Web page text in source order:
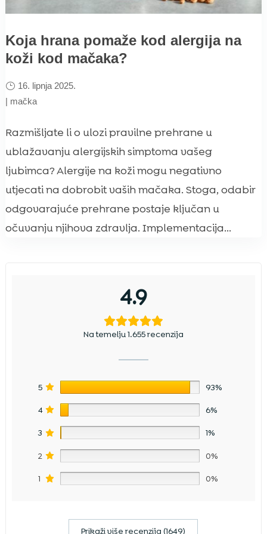
Koja hrana pomaže kod alergija na
koži kod mačaka?
16. lipnja 2025.
| mačka
Razmišljate li o ulozi pravilne prehrane u
ublažavanju alergijskih simptoma vašeg
ljubimca? Alergije na koži mogu negativno
utjecati na dobrobit vaših mačaka. Stoga, odabir
odgovarajuće prehrane postaje ključan u
očuvanju njihova zdravlja. Implementacija...
4.9
Na temelju 1.655 recenzija
5 93%
4 6%
3 1%
2 0%
1 0%
Prikaži više recenzija (1649)